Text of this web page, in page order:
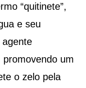
“quitinete”,
e seu
um
o zelo pela